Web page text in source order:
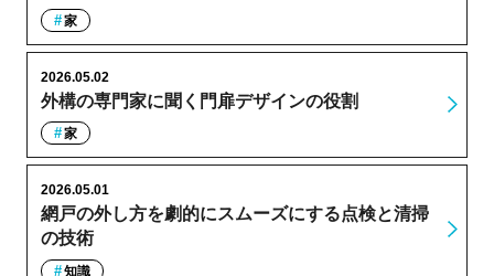
家
外構の専門家に聞く門扉デザインの役割
2026.05.02
家
網戸の外し方を劇的にスムーズにする点検と清掃
の技術
2026.05.01
知識